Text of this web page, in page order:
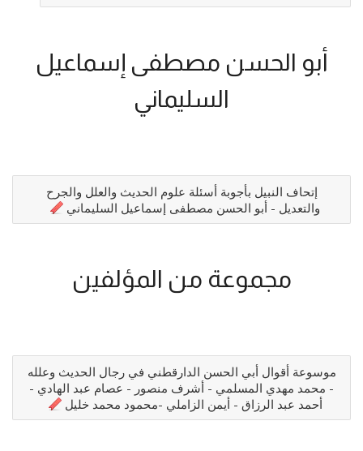
أبو الحسن مصطفى إسماعيل
السليماني
إتحاف النبيل بأجوبة أسئلة علوم الحديث والعلل والجرح
والتعديل - أبو الحسن مصطفى إسماعيل السليماني
مجموعة من المؤلفين
موسوعة أقوال أبي الحسن الدارقطني في رجال الحديث وعلله
- محمد مهدي المسلمي - أشرف منصور - عصام عبد الهادي -
أحمد عبد الرزاق - أيمن الزاملي -محمود محمد خليل